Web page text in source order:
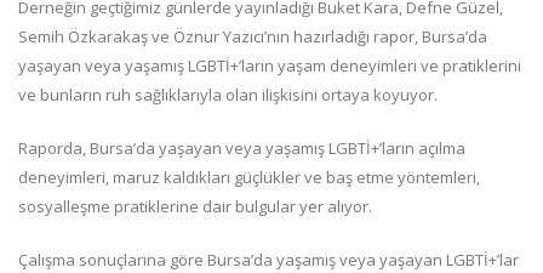
Derneğin geçtiğimiz günlerde yayınladığı Buket Kara, Defne Güzel,
Semih Özkarakaş ve Öznur Yazıcı’nın hazırladığı rapor, Bursa’da
yaşayan veya yaşamış LGBTİ+’ların yaşam deneyimleri ve pratiklerini
ve bunların ruh sağlıklarıyla olan ilişkisini ortaya koyuyor.
Raporda, Bursa’da yaşayan veya yaşamış LGBTİ+’ların açılma
deneyimleri, maruz kaldıkları güçlükler ve baş etme yöntemleri,
sosyalleşme pratiklerine dair bulgular yer alıyor.
Çalışma sonuçlarına göre Bursa’da yaşamış veya yaşayan LGBTİ+’lar